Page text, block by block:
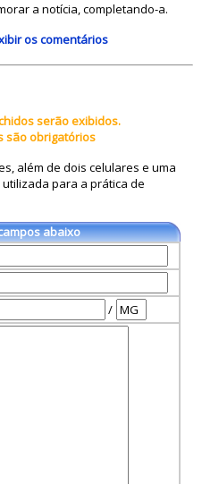
a notícia, completando-a.
os comentários
serão exibidos.
são obrigatórios
além de dois celulares e uma
para a prática de
abaixo
/